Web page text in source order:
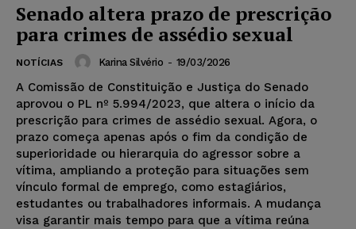
Senado altera prazo de prescrição
para crimes de assédio sexual
NOTÍCIAS Karina Silvério - 19/03/2026
A Comissão de Constituição e Justiça do Senado
aprovou o PL nº 5.994/2023, que altera o início da
prescrição para crimes de assédio sexual. Agora, o
prazo começa apenas após o fim da condição de
superioridade ou hierarquia do agressor sobre a
vítima, ampliando a proteção para situações sem
vínculo formal de emprego, como estagiários,
estudantes ou trabalhadores informais. A mudança
visa garantir mais tempo para que a vítima reúna